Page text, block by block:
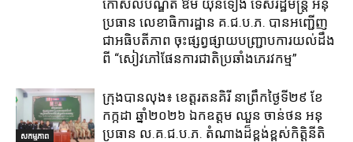
កោសលបណ្ឌិត​ ឱម​ យ៉ិនទៀង​ ទេសរដ្ឋមន្រ្តី​ អនុ
ប្រធាន​ លេខាធិការ​ដ្ឋាន​ គ.ជ.ប.ភ​. បានអញ្ជើញ
ជាអធិបតីភាព​ ចុះផ្សព្វផ្សាយ​បញ្ជ្រាប​ការ​យល់​ដឹង​
ពី​ “សៀវភៅផែនការជាតិប្រឆាំងភេរវកម្ម”
សកម្មភាព
ក្រុង​បាន​លុង​៖ ខេត្ត​រតនគិរី​ នាព្រឹកថ្ងៃទី២៩ ខែ
កក្កដា ឆ្នាំ២០២៦ ឯកឧត្តម​ ឈួន ចាន់ថន អនុ
ប្រធាន ល.គ.ជ.ប.ភ. តំណាង​ដ៏ខ្ពង់ខ្ពស់​កិត្តិនីតិ